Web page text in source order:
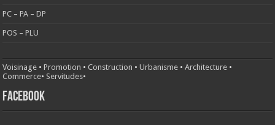
PC – PA – DP
POS – PLU
Voisinage •Promotion •Construction •Urbanisme •Architecture •
Commerce• Servitudes•
FACEBOOK